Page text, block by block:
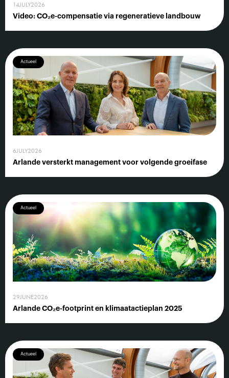
14JULY2026
Video: CO₂e-compensatie via regeneratieve landbouw
Actueel
6JULY2026
Arlande versterkt management voor volgende groeifase
Actueel
29JUNE2026
Arlande CO₂e-footprint en klimaatactieplan 2025
Actueel